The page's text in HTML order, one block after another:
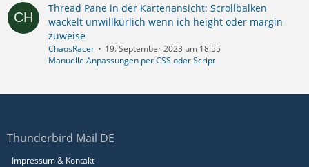
Thread Pane in der Kartenansicht: Scrollbalken
wackelt unwillkürlich wenn ich height oder margin
zuweise
ChaosRacer
19. September 2023 um 18:55
Manuelle Anpassungen per CSS oder Script
Thunderbird Mail DE
Impressum & Kontakt